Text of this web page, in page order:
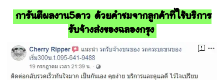
การันตีผลงาน5ดาว ด้วยคำชมจากลูกค้าที่ใช้บริการ
รับจ้างส่งของฉลองกรุง